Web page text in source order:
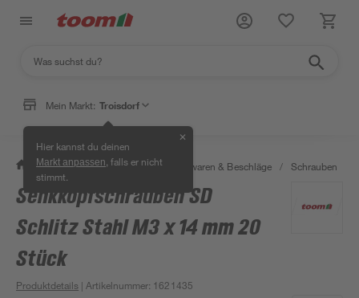
Mein Markt: Troisdorf
Hier kannst du deinen
Markt anpassen , falls er nicht
stimmt.
✕
/ Werkstatt & Maschinen / Eisenwaren & Beschläge / Schrauben
Senkkopfschrauben SD
Schlitz Stahl M3 x 14 mm 20
Stück
Produktdetails | Artikelnummer: 1621435